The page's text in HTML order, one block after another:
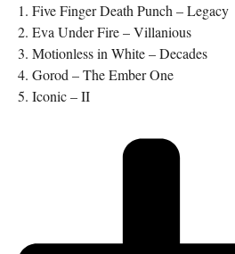
1. Five Finger Death Punch – Legacy
2. Eva Under Fire – Villanious
3. Motionless in White – Decades
4. Gorod – The Ember One
5. Iconic – II